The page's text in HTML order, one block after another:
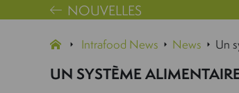
NOUVELLES
Intrafood News News Un
UN SYSTÈME